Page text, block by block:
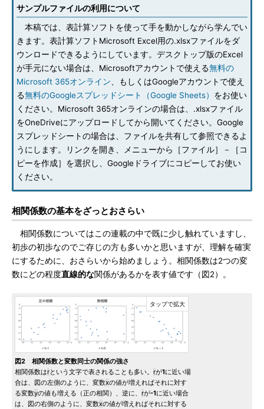
サンプルファイルの利用について
本稿では、表計算ソフトを使って手を動かしながら学んでい
きます。表計算ソフトMicrosoft Excel用の.xlsxファイルをダ
ウンロードできるようにしています。デスクトップ版のExcel
が手元にない場合は、Microsoftアカウントで使える無料の
Microsoft 365オンライン 、もしくはGoogleアカウントで使え
る無料のGoogleスプレッドシート（Google Sheets） をお使い
ください。Microsoft 365オンラインの場合は、.xlsxファイル
をOneDriveにアップロードしてから開いてください。Google
スプレッドシートの場合は、ファイルを共有して参照できるよ
うにします。リンクを開き、メニューから［ファイル］－［コ
ピーを作成］を選択し、Googleドライブにコピーしてお使い
ください。
相関係数の基本をざっとおさらい
相関係数についてはこの連載の中で既に少し触れていますし、
初歩の初歩なのでご存じの方も多いかと思いますが、理解を確実
にするために、おさらいから始めましょう。相関係数は2つの変
数にどの程度直線的な関係があるかを表す値です（図2）。
図2 相関係数と変数同士の関係の強さ
相関係数はrという文字で表されることも多い。 rが1に近い場
合は、図の左側のように、変数xの値が増えればそれに対す
る変数yの値も増える（正の相関）、逆に、 rが-1に近い場合
は、図の右側のように、変数xの値が増えればそれに対する